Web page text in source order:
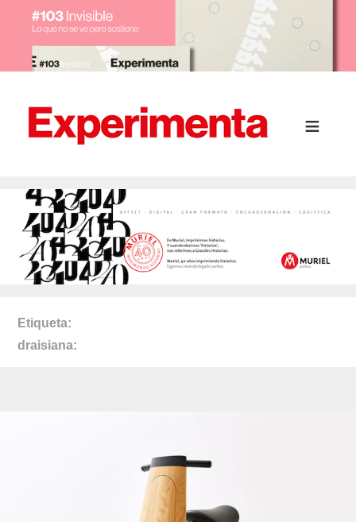
Etiqueta
draisiana